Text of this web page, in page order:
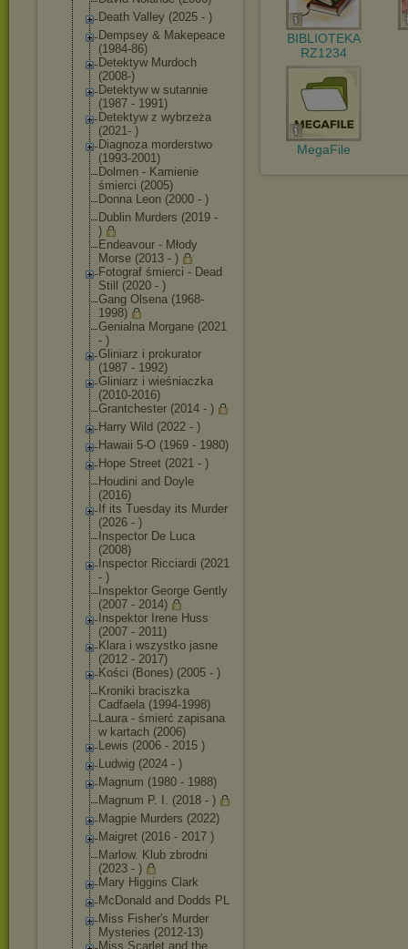
Death Valley (2025 - )
Dempsey & Makepeace
(1984-86)
Detektyw Murdoch
(2008-)
Detektyw w sutannie
(1987 - 1991)
Detektyw z wybrzeża
(2021- )
Diagnoza morderstwo
(1993-2001)
Dolmen - Kamienie
śmierci (2005)
Donna Leon (2000 - )
Dublin Murders (2019 -
)
Endeavour - Młody
Morse (2013 - )
Fotograf śmierci - Dead
Still (2020 - )
Gang Olsena (1968-
1998)
Genialna Morgane (2021
- )
Gliniarz i prokurator
(1987 - 1992)
Gliniarz i wieśniaczka
(2010-2016)
Grantchester (2014 - )
Harry Wild (2022 - )
Hawaii 5-O (1969 - 1980)
Hope Street (2021 - )
Houdini and Doyle
(2016)
If its Tuesday its Murder
(2026 - )
Inspector De Luca
(2008)
Inspector Ricciardi (2021
- )
Inspektor George Gently
(2007 - 2014)
Inspektor Irene Huss
(2007 - 2011)
Klara i wszystko jasne
(2012 - 2017)
Kości (Bones) (2005 - )
Kroniki braciszka
Cadfaela (1994-1998)
Laura - śmierć zapisana
w kartach (2006)
Lewis (2006 - 2015 )
Ludwig (2024 - )
Magnum (1980 - 1988)
Magnum P. I. (2018 - )
Magpie Murders (2022)
Maigret (2016 - 2017 )
Marlow. Klub zbrodni
(2023 - )
Mary Higgins Clark
McDonald and Dodds PL
Miss Fisher's Murder
Mysteries (2012-13)
Miss Scarlet and the
BIBLIOTEKA
RZ1234
MegaFile